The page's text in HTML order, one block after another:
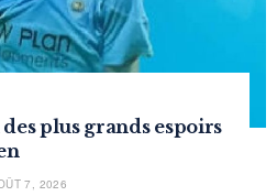
des plus grands espoirs
7, 2026